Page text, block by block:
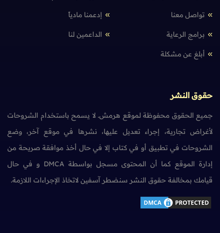
تواصل معنا إدعمنا مادياً
برامج الرعاية الداعمين لنا
أبلغ عن مشكلة
حقوق النشر
جميع الحقوق محفوظة لموقع هرمش. لا يسمح باستخدام الشروحات
لأغراض تجارية، إجراء تعديل عليها، نشرها في موقع آخر، وضع
الشروحات في تطبيق أو في كتاب إلا في حال أخذ موافقة صريحة من
إدارة الموقع كما أن المحتوى مسجل بواسطة DMCA و في حال
قيامك بمخالفة حقوق النشر سنضطر آسفين لاتخاذ الإجراءات اللازمة.